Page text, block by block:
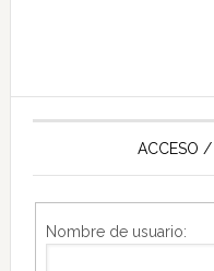
ACCESO /
Nombre de usuario: